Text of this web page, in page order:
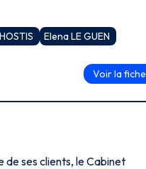
Elena LE GUEN
Voir la fiche
le Cabinet